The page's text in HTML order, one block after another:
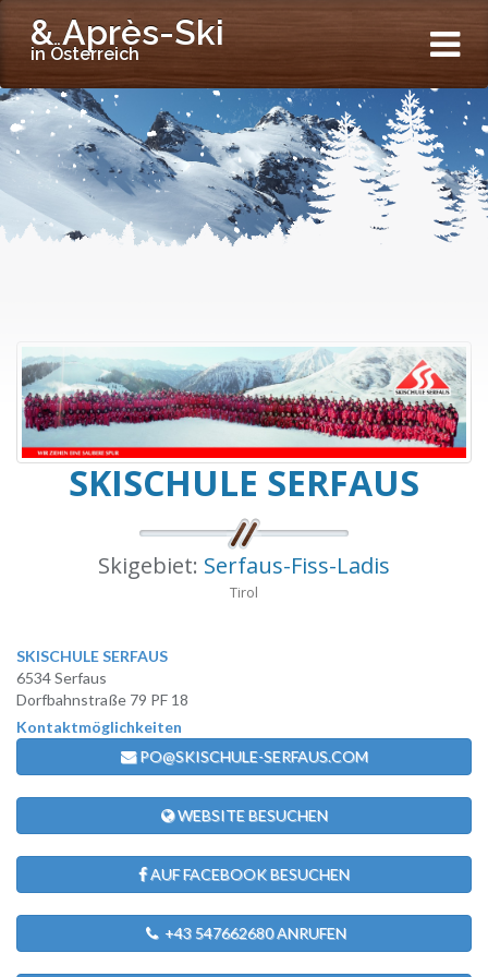
& Après-Ski
in Österreich
SKISCHULE SERFAUS
Skigebiet: Serfaus-Fiss-Ladis
Tirol
SKISCHULE SERFAUS
6534 Serfaus
Dorfbahnstraße 79 PF 18
Kontaktmöglichkeiten
PO@SKISCHULE-SERFAUS.COM
WEBSITE BESUCHEN
AUF FACEBOOK BESUCHEN
+43 547662680 ANRUFEN